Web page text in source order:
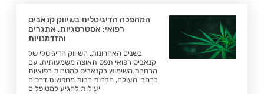
המהפכה הדיגיטלית בשיווק קנאביס
רפואי: אסטרטגיות, אתגרים
והזדמנויות
בשנים האחרונות, השיווק הדיגיטלי של
קנאביס רפואי תפס תאוצה משמעותית. עם
הרחבת השימוש בקנאביס למטרות רפואיות
ברחבי העולם, חברות רבות מחפשות דרכים
יעילות להגיע למטופלים